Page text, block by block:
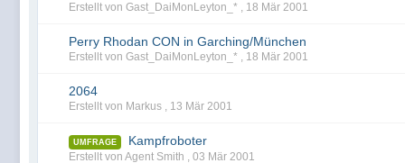
Erstellt von Gast_DaiMonLeyton_* , 18 Mär 2001
Perry Rhodan CON in Garching/München
Erstellt von Gast_DaiMonLeyton_* , 18 Mär 2001
2064
Erstellt von Markus , 13 Mär 2001
UMFRAGE Kampfroboter
Erstellt von Agent Smith , 03 Mär 2001